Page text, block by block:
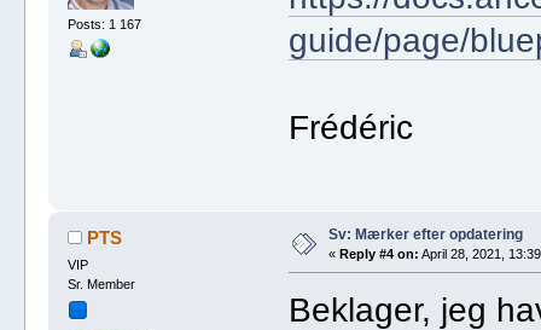
Posts: 1 167
guide/page/
Frédéric
PTS
VIP
Sr. Member
Sv: Mærker efter opdatering
« Reply #4 on: April 28, 2021,
Beklager, jeg